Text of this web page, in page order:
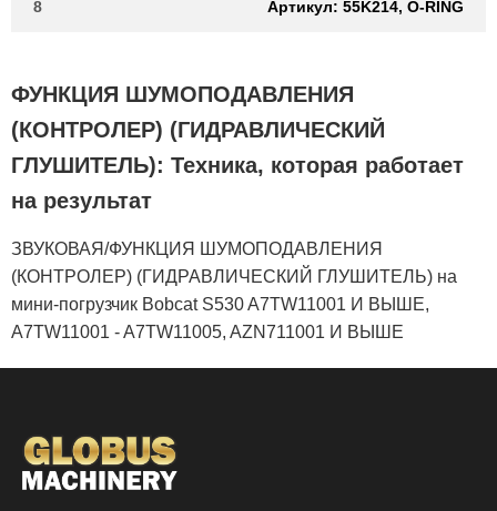
8 Артикул: 55K214, O-RING
ФУНКЦИЯ ШУМОПОДАВЛЕНИЯ
(КОНТРОЛЕР) (ГИДРАВЛИЧЕСКИЙ
ГЛУШИТЕЛЬ): Техника, которая работает
на результат
ЗВУКОВАЯ/ФУНКЦИЯ ШУМОПОДАВЛЕНИЯ
(КОНТРОЛЕР) (ГИДРАВЛИЧЕСКИЙ ГЛУШИТЕЛЬ) на
мини-погрузчик Bobcat S530 A7TW11001 И ВЫШЕ,
A7TW11001 - A7TW11005, AZN711001 И ВЫШЕ